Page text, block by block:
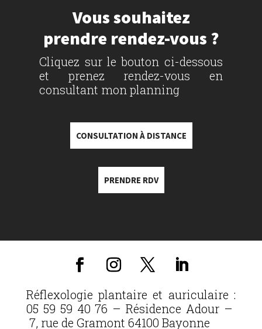
Vous souhaitez
prendre rendez-vous ?
Cliquez sur le bouton ci-dessous
et prenez rendez-vous en
consultant mon planning
CONSULTATION À DISTANCE
PRENDRE RDV
Réflexologie plantaire et auriculaire :
05 59 59 40 76 – Résidence Adour –
7, rue de Gramont 64100 Bayonne